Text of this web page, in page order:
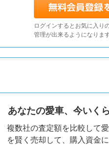
ログインするとお気に入り
管理が出来るようになりま
あなたの愛車、今いく
複数社の査定額を比較して
を賢く売却して、購入資金